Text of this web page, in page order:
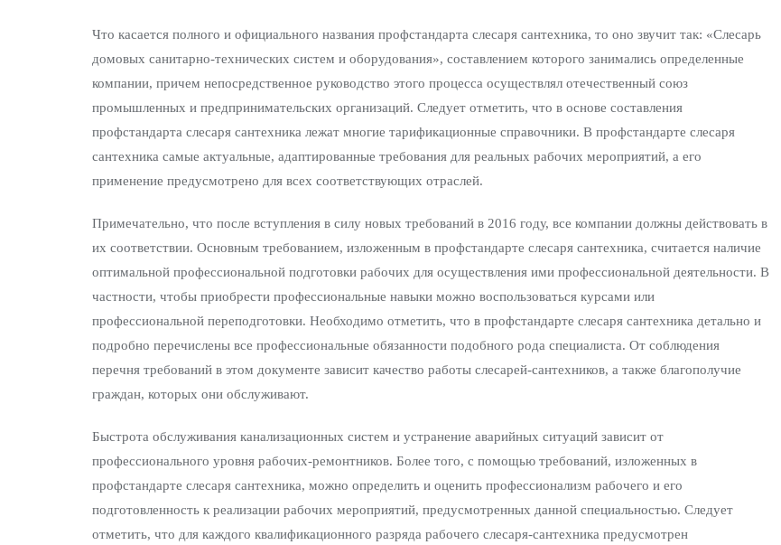
Что касается полного и официального названия профстандарта слесаря сантехника, то оно звучит так: «Слесарь
домовых санитарно-технических систем и оборудования», составлением которого занимались определенные
компании, причем непосредственное руководство этого процесса осуществлял отечественный союз
промышленных и предпринимательских организаций. Следует отметить, что в основе составления
профстандарта слесаря сантехника лежат многие тарификационные справочники. В профстандарте слесаря
сантехника самые актуальные, адаптированные требования для реальных рабочих мероприятий, а его
применение предусмотрено для всех соответствующих отраслей.
Примечательно, что после вступления в силу новых требований в 2016 году, все компании должны действовать в
их соответствии. Основным требованием, изложенным в профстандарте слесаря сантехника, считается наличие
оптимальной профессиональной подготовки рабочих для осуществления ими профессиональной деятельности. В
частности, чтобы приобрести профессиональные навыки можно воспользоваться курсами или
профессиональной переподготовки. Необходимо отметить, что в профстандарте слесаря сантехника детально и
подробно перечислены все профессиональные обязанности подобного рода специалиста. От соблюдения
перечня требований в этом документе зависит качество работы слесарей-сантехников, а также благополучие
граждан, которых они обслуживают.
Быстрота обслуживания канализационных систем и устранение аварийных ситуаций зависит от
профессионального уровня рабочих-ремонтников. Более того, с помощью требований, изложенных в
профстандарте слесаря сантехника, можно определить и оценить профессионализм рабочего и его
подготовленность к реализации рабочих мероприятий, предусмотренных данной специальностью. Следует
отметить, что для каждого квалификационного разряда рабочего слесаря-сантехника предусмотрен